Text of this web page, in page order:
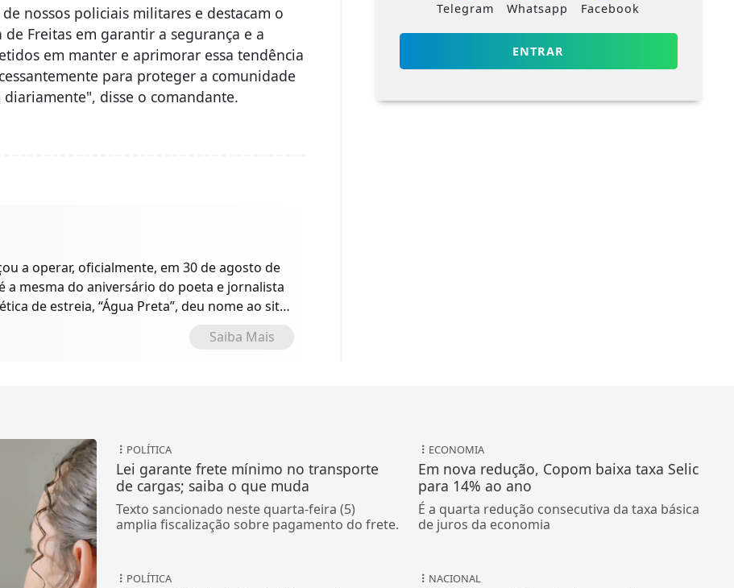
nossos policiais militares e destacam o
Freitas em garantir a segurança e a
em manter e aprimorar essa tendência
para proteger a comunidade
disse o comandante.
a operar, oficialmente, em 30 de agosto de
a mesma do aniversário do poeta e jornalista
de estreia, “Água Preta”, deu nome ao site
Saiba Mais
Telegram Whatsapp Facebook
ENTRAR
POLÍTICA
Lei garante frete mínimo no transporte
de cargas; saiba o que muda
Texto sancionado neste quarta-feira (5)
amplia fiscalização sobre pagamento do frete.
ECONOMIA
Em nova redução, Copom baixa taxa Selic
para 14% ao ano
É a quarta redução consecutiva da taxa básica
de juros da economia
POLÍTICA NACIONAL